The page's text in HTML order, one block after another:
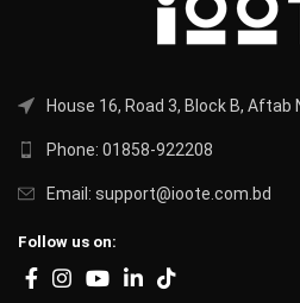
House 16, Road 3, Block B, Aftab
Phone: 01858-922208
Email: support@ioote.com.bd
Follow us on: